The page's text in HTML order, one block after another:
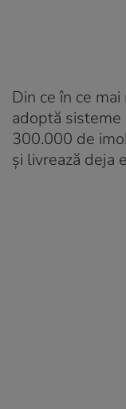
Din ce în ce
adoptă
300.000 de
şi livrează deja